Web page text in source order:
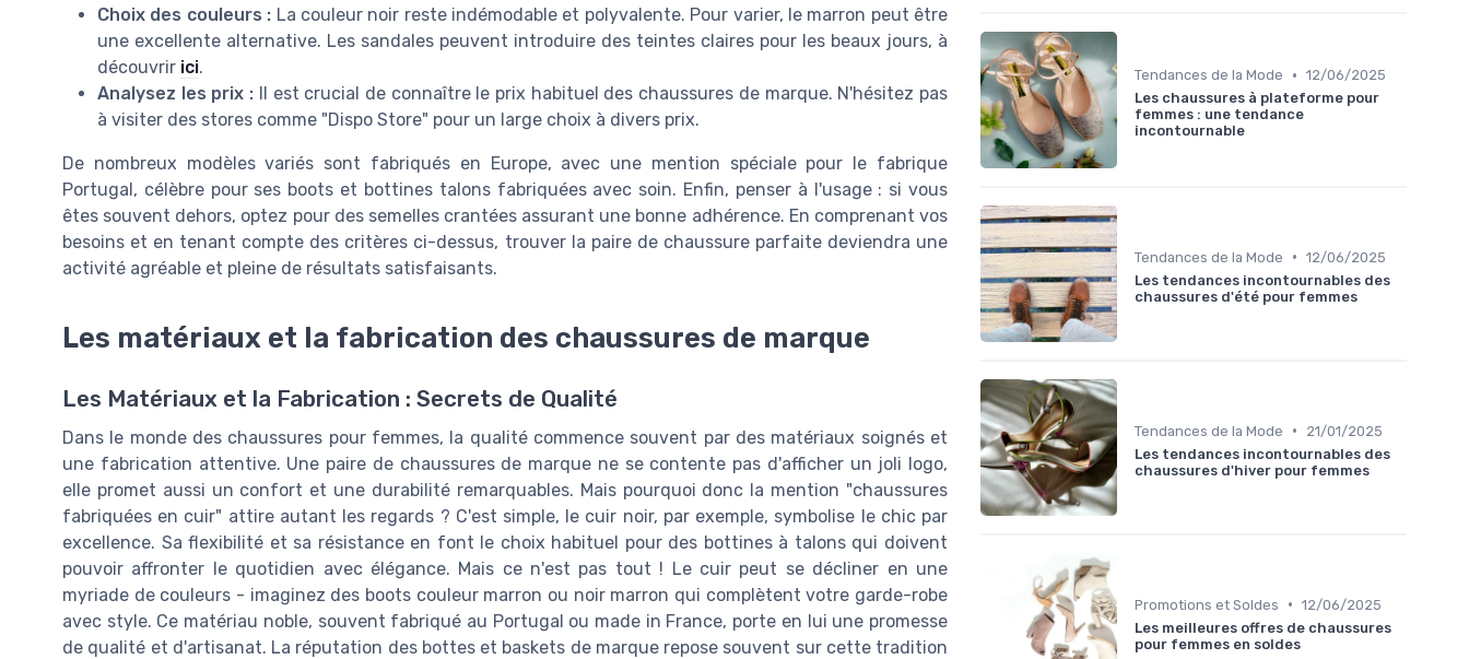
Choix des couleurs : La couleur noir reste indémodable et polyvalente. Pour varier, le marron peut être
une excellente alternative. Les sandales peuvent introduire des teintes claires pour les beaux jours, à
découvrir ici.
Analysez les prix : Il est crucial de connaître le prix habituel des chaussures de marque. N'hésitez pas
à visiter des stores comme "Dispo Store" pour un large choix à divers prix.
De nombreux modèles variés sont fabriqués en Europe, avec une mention spéciale pour le fabrique
Portugal, célèbre pour ses boots et bottines talons fabriquées avec soin. Enfin, penser à l'usage : si vous
êtes souvent dehors, optez pour des semelles crantées assurant une bonne adhérence. En comprenant vos
besoins et en tenant compte des critères ci-dessus, trouver la paire de chaussure parfaite deviendra une
activité agréable et pleine de résultats satisfaisants.
Les matériaux et la fabrication des chaussures de marque
Les Matériaux et la Fabrication : Secrets de Qualité
Dans le monde des chaussures pour femmes, la qualité commence souvent par des matériaux soignés et
une fabrication attentive. Une paire de chaussures de marque ne se contente pas d'afficher un joli logo,
elle promet aussi un confort et une durabilité remarquables. Mais pourquoi donc la mention "chaussures
fabriquées en cuir" attire autant les regards ? C'est simple, le cuir noir, par exemple, symbolise le chic par
excellence. Sa flexibilité et sa résistance en font le choix habituel pour des bottines à talons qui doivent
pouvoir affronter le quotidien avec élégance. Mais ce n'est pas tout ! Le cuir peut se décliner en une
myriade de couleurs - imaginez des boots couleur marron ou noir marron qui complètent votre garde-robe
avec style. Ce matériau noble, souvent fabriqué au Portugal ou made in France, porte en lui une promesse
de qualité et d'artisanat. La réputation des bottes et baskets de marque repose souvent sur cette tradition
Tendances de la Mode • 12/06/2025
Les chaussures à plateforme pour
femmes : une tendance
incontournable
Tendances de la Mode • 12/06/2025
Les tendances incontournables des
chaussures d'été pour femmes
Tendances de la Mode •
21/01/2025
Les tendances incontournables des
chaussures d'hiver pour femmes
Promotions et Soldes • 12/06/2025
Les meilleures offres de chaussures
pour femmes en soldes